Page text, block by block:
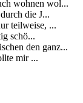
wohnen wol...
die J...
teilweise, ...
schö...
den ganz...
mir ...